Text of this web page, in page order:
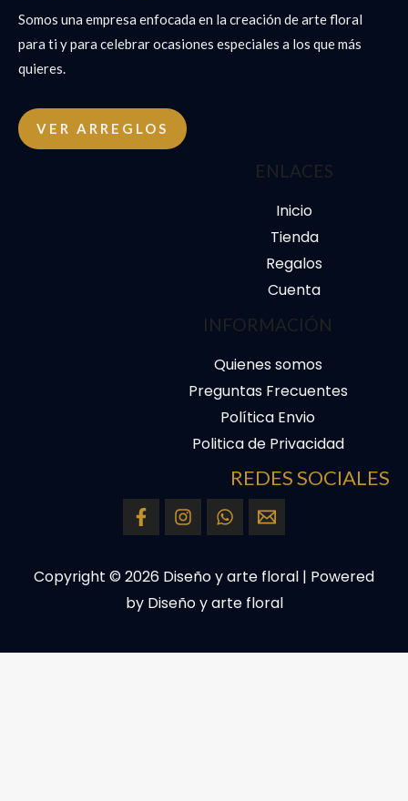
Somos una empresa enfocada en la creación de arte floral
para ti y para celebrar ocasiones especiales a los que más
quieres.
VER ARREGLOS
ENLACES
Inicio
Tienda
Regalos
Cuenta
INFORMACIÓN
Quienes somos
Preguntas Frecuentes
Política Envio
Politica de Privacidad
REDES SOCIALES
Copyright © 2026 Diseño y arte floral | Powered
by Diseño y arte floral